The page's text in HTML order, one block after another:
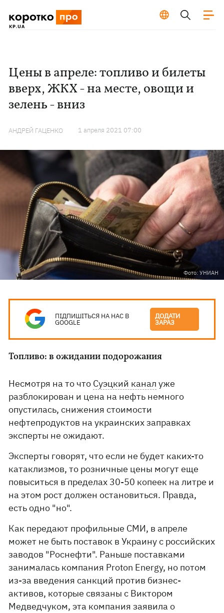
Цены в апреле: топливо и билеты
вверх, ЖКХ - на месте, овощи и
зелень - вниз
АНДРЕЙ ГАЦЕНКО 1 апреля 2021 07:00
Фото: УНИАН
ПІДПИШІТЬСЯ НА НАС В
GOOGLE
ДОДАТИ
ЗАРАЗ
Топливо: в ожидании подорожания
Несмотря на то что Суэцкий канал уже
разблокирован и цена на нефть немного
опустилась, снижения стоимости
нефтепродуктов на украинских заправках
эксперты не ожидают.
Эксперты говорят, что если не будет каких-то
катаклизмов, то розничные цены могут еще
повыситься в пределах 30-50 копеек на литре и
на этом рост должен остановиться. Правда,
есть одно "но".
Как передают профильные СМИ, в апреле
может не быть поставок в Украину с российских
заводов "Роснефти". Раньше поставками
занималась компания Proton Energy, но потом
из-за введения санкций против бизнес-
активов, которые связаны с Виктором
Медведчуком, эта компания заявила о